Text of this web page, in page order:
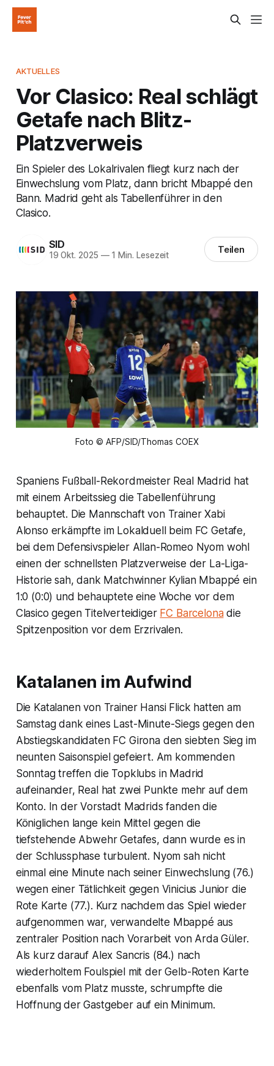
AKTUELLES
Vor Clasico: Real schlägt
Getafe nach Blitz-
Platzverweis
Ein Spieler des Lokalrivalen fliegt kurz nach der
Einwechslung vom Platz, dann bricht Mbappé den
Bann. Madrid geht als Tabellenführer in den
Clasico.
SID
19 Okt. 2025 —1 Min. Lesezeit Teilen
Foto © AFP/SID/Thomas COEX
Spaniens Fußball-Rekordmeister Real Madrid hat
mit einem Arbeitssieg die Tabellenführung
behauptet. Die Mannschaft von Trainer Xabi
Alonso erkämpfte im Lokalduell beim FC Getafe,
bei dem Defensivspieler Allan-Romeo Nyom wohl
einen der schnellsten Platzverweise der La-Liga-
Historie sah, dank Matchwinner Kylian Mbappé ein
1:0 (0:0) und behauptete eine Woche vor dem
Clasico gegen Titelverteidiger FC Barcelonadie
Spitzenposition vor dem Erzrivalen.
Katalanen im Aufwind
Die Katalanen von Trainer Hansi Flick hatten am
Samstag dank eines Last-Minute-Siegs gegen den
Abstiegskandidaten FC Girona den siebten Sieg im
neunten Saisonspiel gefeiert. Am kommenden
Sonntag treffen die Topklubs in Madrid
aufeinander, Real hat zwei Punkte mehr auf dem
Konto. In der Vorstadt Madrids fanden die
Königlichen lange kein Mittel gegen die
tiefstehende Abwehr Getafes, dann wurde es in
der Schlussphase turbulent. Nyom sah nicht
einmal eine Minute nach seiner Einwechslung (76.)
wegen einer Tätlichkeit gegen Vinicius Junior die
Rote Karte (77.). Kurz nachdem das Spiel wieder
aufgenommen war, verwandelte Mbappé aus
zentraler Position nach Vorarbeit von Arda Güler.
Als kurz darauf Alex Sancris (84.) nach
wiederholtem Foulspiel mit der Gelb-Roten Karte
ebenfalls vom Platz musste, schrumpfte die
Hoffnung der Gastgeber auf ein Minimum.